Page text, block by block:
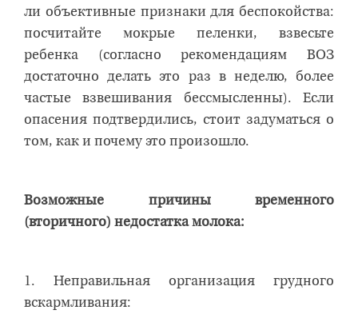
ли объективные признаки для беспокойства:
посчитайте мокрые пеленки, взвесьте
ребенка (согласно рекомендациям ВОЗ
достаточно делать это раз в неделю, более
частые взвешивания бессмысленны). Если
опасения подтвердились, стоит задуматься о
том, как и почему это произошло.
Возможные причины
временного
(вторичного) недостатка молока:
1. Неправильная организация грудного
вскармливания: